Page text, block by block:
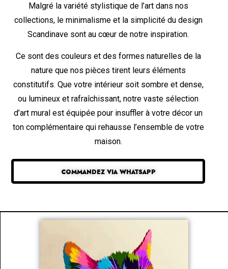
Malgré la variété stylistique de l’art dans nos
collections, le minimalisme et la simplicité du design
Scandinave sont au cœur de notre inspiration.
Ce sont des couleurs et des formes naturelles de la
nature que nos pièces tirent leurs éléments
constitutifs. Que votre intérieur soit sombre et dense,
ou lumineux et rafraîchissant, notre vaste sélection
d’art mural est équipée pour insuffler à votre décor un
ton complémentaire qui rehausse l’ensemble de votre
maison.
COMMANDEZ VIA WHATSAPP